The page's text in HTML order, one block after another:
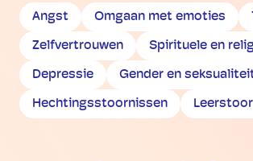
Angst Omgaan met emoties
Zelfvertrouwen Spirituele en
Depressie Gender en
Hechtingsstoornissen